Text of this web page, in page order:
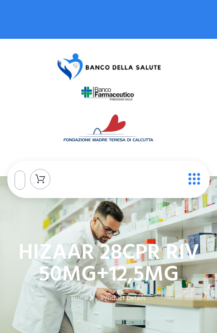
HIZAAR 28CPR RIV
50MG+12,5MG
Home Product Details